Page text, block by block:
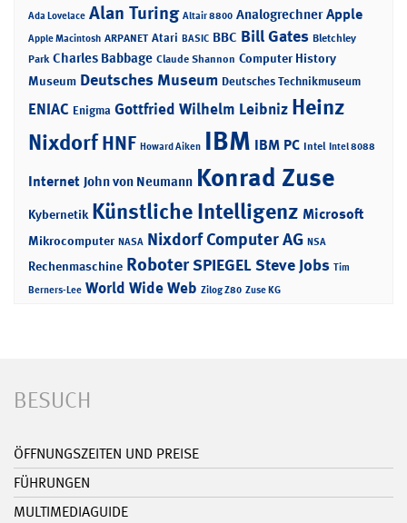
Ada Lovelace Alan Turing Altair 8800 Analogrechner Apple
Apple Macintosh ARPANET Atari BASIC BBC Bill Gates Bletchley
Park Charles Babbage Claude Shannon Computer History
Museum Deutsches Museum Deutsches Technikmuseum
ENIAC Enigma Gottfried Wilhelm Leibniz Heinz
NixdorfHNF Howard Aiken IBM IBM PC Intel Intel 8088
Internet John von Neumann Konrad Zuse
Kybernetik Künstliche Intelligenz Microsoft
Mikrocomputer NASA Nixdorf Computer AG NSA
Rechenmaschine RoboterSPIEGELSteve Jobs Tim
Berners-Lee World Wide Web Zilog Z80 Zuse KG
BESUCH
ÖFFNUNGSZEITEN UND PREISE
FÜHRUNGEN
MULTIMEDIAGUIDE